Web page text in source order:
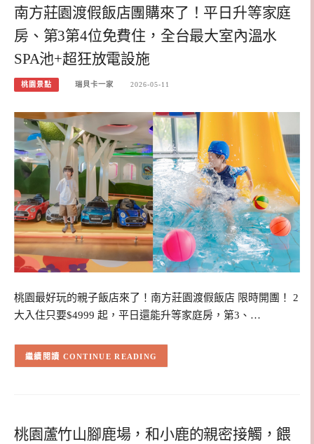
南方莊園渡假飯店團購來了！平日升等家庭
房、第3第4位免費住，全台最大室內溫水
SPA池+超狂放電設施
桃園景點 瑞貝卡一家 2026-05-11
桃園最好玩的親子飯店來了！南方莊園渡假飯店 限時開團！ 2
大入住只要$4999 起，平日還能升等家庭房，第3、…
CONTINUE READING
桃園蘆竹山腳鹿場，和小鹿的親密接觸，餵